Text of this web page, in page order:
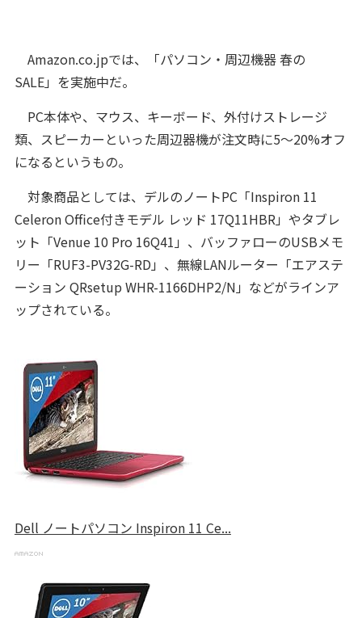
Amazon.co.jpでは、「パソコン・周辺機器 春の
SALE」を実施中だ。
PC本体や、マウス、キーボード、外付けストレージ
類、スピーカーといった周辺器機が注文時に5〜20%オフ
になるというもの。
対象商品としては、デルのノートPC「Inspiron 11
Celeron Office付きモデル レッド 17Q11HBR」やタブレ
ット「Venue 10 Pro 16Q41」、バッファローのUSBメモ
リー「RUF3-PV32G-RD」、無線LANルーター「エアステ
ーション QRsetup WHR-1166DHP2/N」などがラインア
ップされている。
Dell ノートパソコン Inspiron 11 Ce...